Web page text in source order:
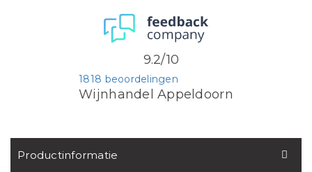
Wijnhandel Appeldoorn
1818 beoordelingen
9.2/10
Productinformatie